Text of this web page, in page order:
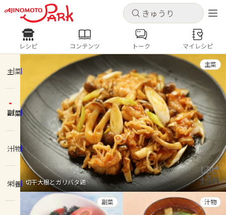
キャンセル
ログインするとレシピを保存できます
ログイン 新規登録
ホーム
コンテンツ
レシピ
キャンセル
レシピ コンテンツ
人気の食材・レシピ
きゅうり なす トマト
とうもろこし
ピーマン
みょうが ゴーヤ
レシピ コンテンツ トーク マイレシピ
主菜
副菜
汁物
栄養 切干大根とガリバタ鶏
主菜
副菜 汁物